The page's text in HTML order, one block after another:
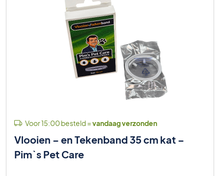
Voor 15:00 besteld =vandaag verzonden
Vlooien – en Tekenband 35 cm kat –
Pim`s Pet Care